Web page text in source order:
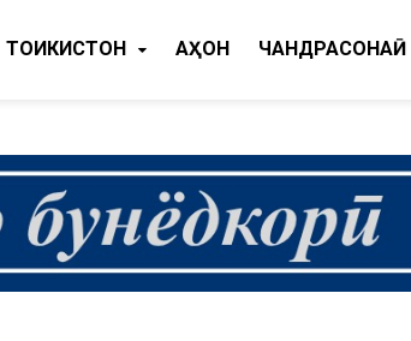
ТОҶИКИСТОН ҶАҲОН ЧАНДРАСОНАӢ